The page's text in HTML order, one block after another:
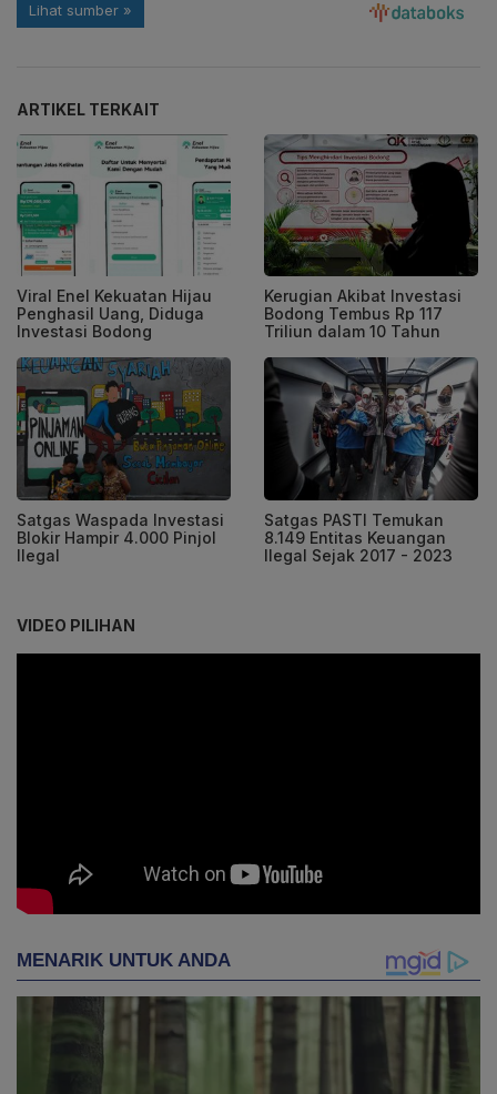
ARTIKEL TERKAIT
Viral Enel Kekuatan Hijau
Penghasil Uang, Diduga
Investasi Bodong
Kerugian Akibat Investasi
Bodong Tembus Rp 117
Triliun dalam 10 Tahun
Satgas Waspada Investasi
Blokir Hampir 4.000 Pinjol
Ilegal
Satgas PASTI Temukan
8.149 Entitas Keuangan
Ilegal Sejak 2017 - 2023
VIDEO PILIHAN